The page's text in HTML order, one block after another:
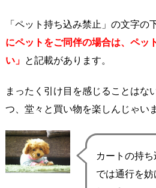
「ペット持ち込み禁止」の文字の
にペットをご同伴の場合は、ペッ
い」 と記載があります。
まったく引け目を感じることはな
つ、堂々と買い物を楽しんじゃい
カートの持
では通行を